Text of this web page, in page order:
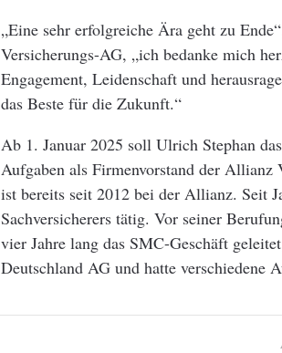
„Eine sehr erfolgreiche Ära geht zu
Versicherungs-AG, „ich bedanke mich
Engagement, Leidenschaft und
das Beste für die Zukunft.“
Ab 1. Januar 2025 soll Ulrich Stephan
Aufgaben als Firmenvorstand der Allianz
ist bereits seit 2012 bei der Allianz. Seit
Sachversicherers tätig. Vor seiner
vier Jahre lang das SMC-Geschäft
Deutschland AG und hatte verschiedene